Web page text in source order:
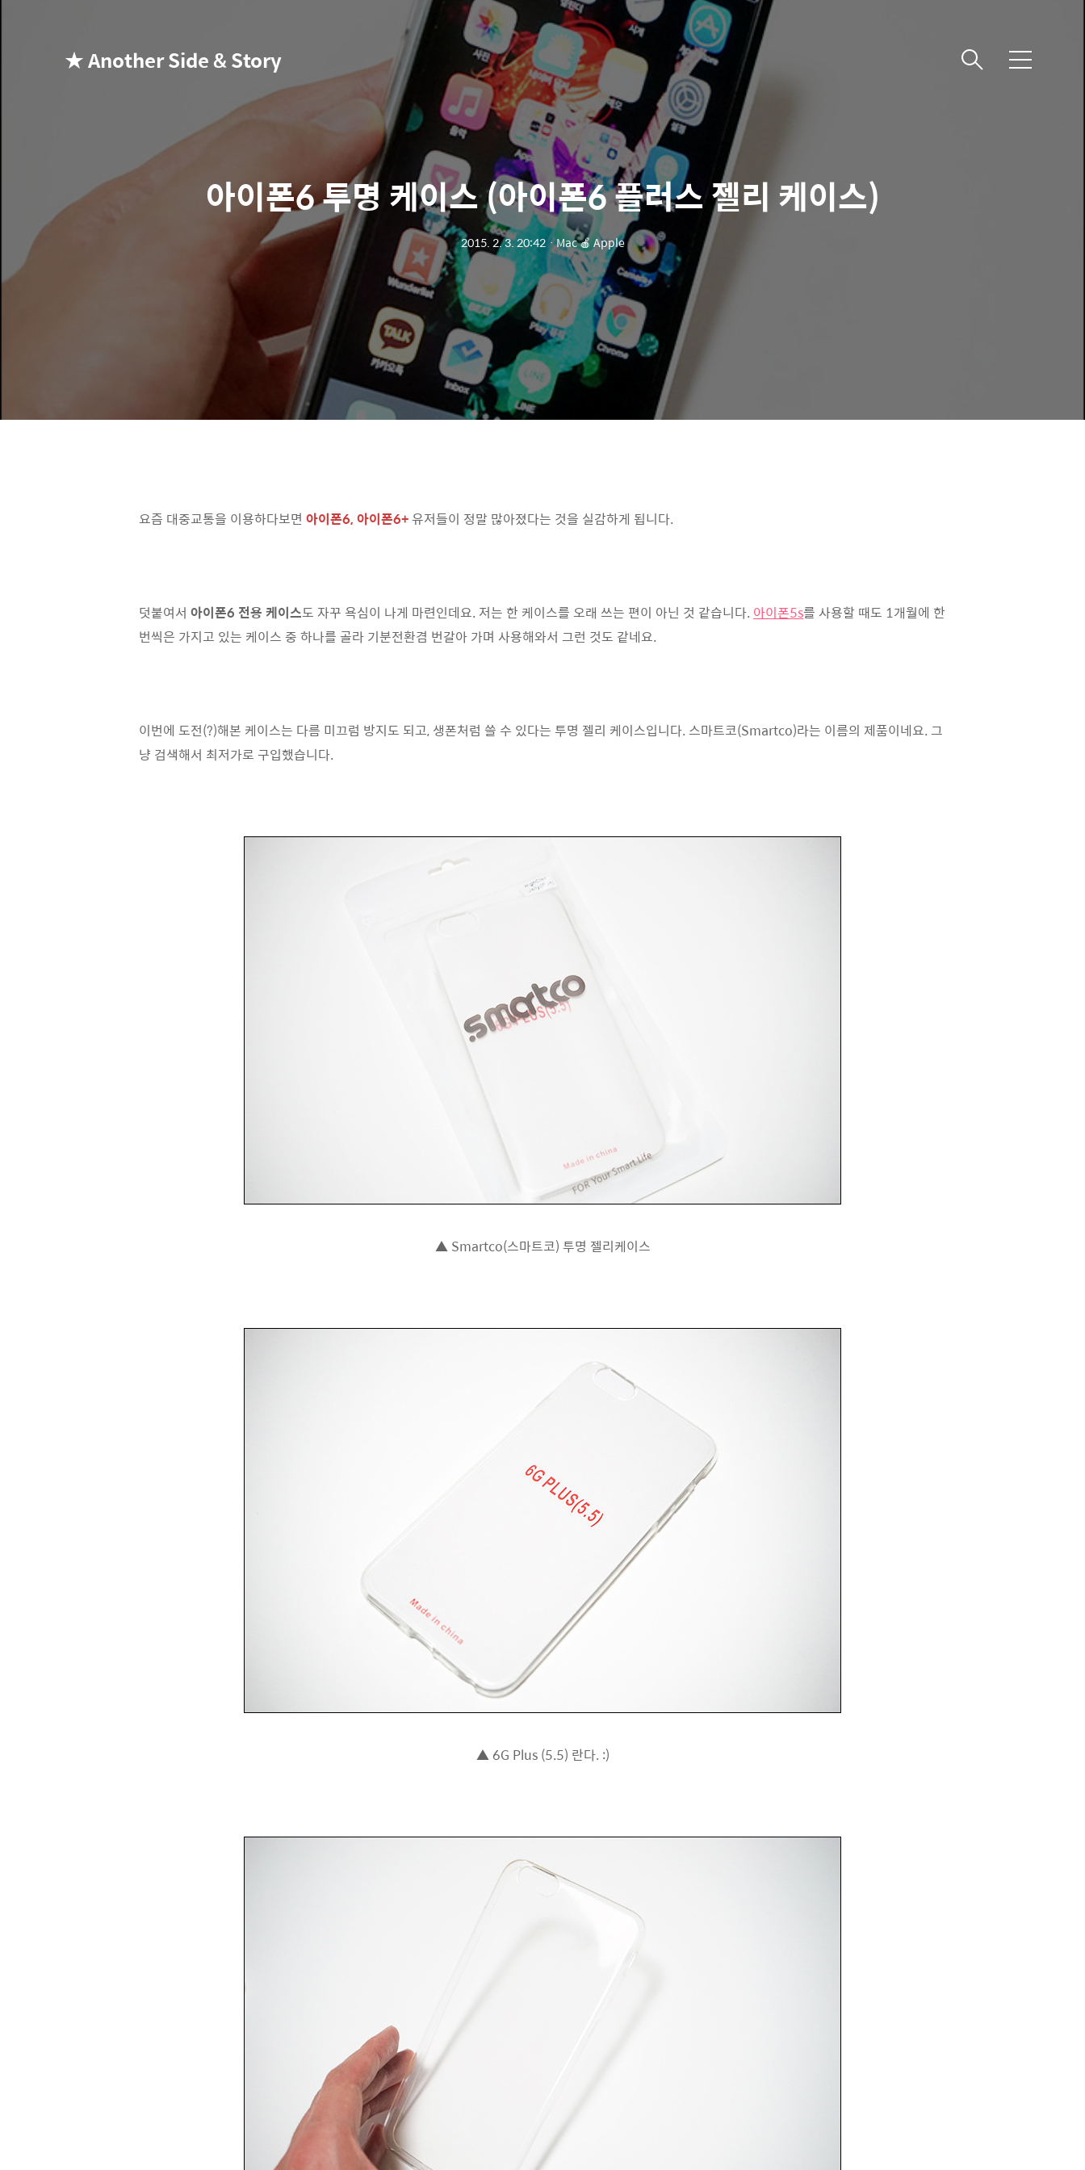
★ Another Side & Story 메
아이폰6 투명 케이스 (아이폰6 플러스 젤리 케이스)
2015. 2. 3. 20:42ㆍMac 🍎 Apple
요즘 대중교통을 이용하다보면 아이폰6, 아이폰6+유저들이 정말 많아졌다는 것을 실감하게 됩니다.
덧붙여서 아이폰6 전용 케이스도 자꾸 욕심이 나게 마련인데요. 저는 한 케이스를 오래 쓰는 편이 아닌 것 같습니다. 아이폰5s를 사용할 때도 1개월에 한
번씩은 가지고 있는 케이스 중 하나를 골라 기분전환겸 번갈아 가며 사용해와서 그런 것도 같네요.
이번에 도전(?)해본 케이스는 다름 미끄럼 방지도 되고, 생폰처럼 쓸 수 있다는 투명 젤리 케이스입니다. 스마트코(Smartco)라는 이름의 제품이네요. 그
냥 검색해서 최저가로 구입했습니다.
▲ Smartco(스마트코) 투명 젤리케이스
▲ 6G Plus (5.5) 란다. :)